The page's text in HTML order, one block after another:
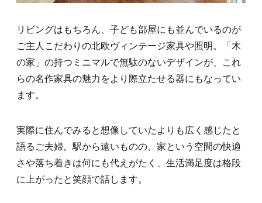
リビングはもちろん、子ども部屋にも並んでいるのが
ご主人こだわりの北欧ヴィンテージ家具や照明。「木
の家」の持つミニマルで無駄のないデザインが、これ
らの名作家具の魅力をより際立たせる器にもなってい
ます。
実際に住んでみると想像していたよりも広く感じたと
語るご夫婦。駅から遠いものの、家という空間の快適
さや落ち着きは何にも代えがたく、生活満足度は格段
に上がったと笑顔で話します。